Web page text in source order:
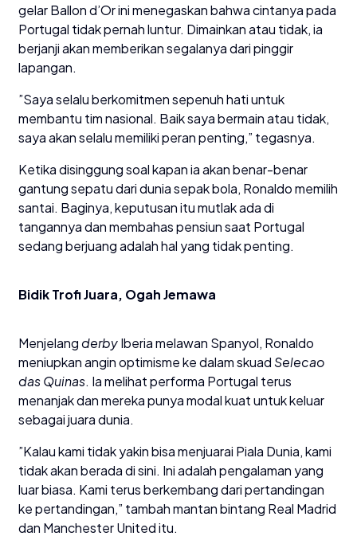
gelar Ballon d’Or ini menegaskan bahwa cintanya pada
Portugal tidak pernah luntur. Dimainkan atau tidak, ia
berjanji akan memberikan segalanya dari pinggir
lapangan.
​”Saya selalu berkomitmen sepenuh hati untuk
membantu tim nasional. Baik saya bermain atau tidak,
saya akan selalu memiliki peran penting,” tegasnya.
​Ketika disinggung soal kapan ia akan benar-benar
gantung sepatu dari dunia sepak bola, Ronaldo memilih
santai. Baginya, keputusan itu mutlak ada di
tangannya dan membahas pensiun saat Portugal
sedang berjuang adalah hal yang tidak penting.
Bidik Trofi Juara, Ogah Jemawa
​MenjelangderbyIberia melawan Spanyol, Ronaldo
meniupkan angin optimisme ke dalam skuad Selecao
das Quinas. Ia melihat performa Portugal terus
menanjak dan mereka punya modal kuat untuk keluar
sebagai juara dunia.
​”Kalau kami tidak yakin bisa menjuarai Piala Dunia, kami
tidak akan berada di sini. Ini adalah pengalaman yang
luar biasa. Kami terus berkembang dari pertandingan
ke pertandingan,” tambah mantan bintang Real Madrid
dan Manchester United itu.